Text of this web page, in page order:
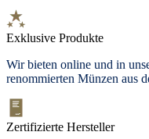
Exklusive Produkte
Wir bieten online und in
renommierten Münzen aus
Zertifizierte Hersteller